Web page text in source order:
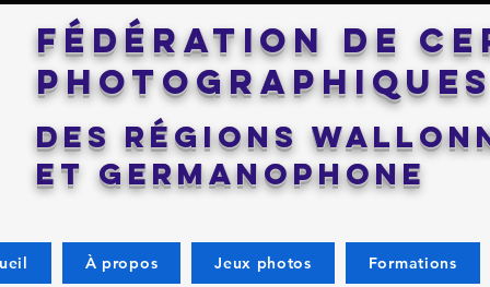
Fédération de
photographiques
des régions
et germanophone
À propos Jeux photos Formations